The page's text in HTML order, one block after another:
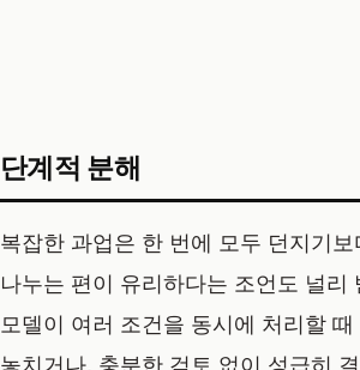
단계적 분해
복잡한 과업은 한 번에 모두 던지기보
나누는 편이 유리하다는 조언도 널리
모델이 여러 조건을 동시에 처리할